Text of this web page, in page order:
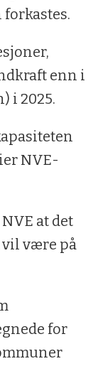
enn i
i 2025.
NVE-
at det
vil være på
for